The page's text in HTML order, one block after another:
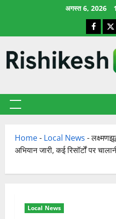
अगस्त 6, 2026
X
प्राथमिक
Home- Local News -
अभियान जारी, कई रिसॉर्टों पर
Local News